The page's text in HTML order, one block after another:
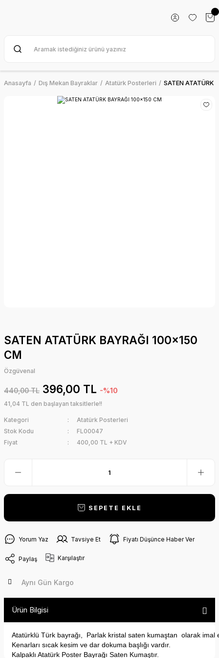
Anasayfa Dış Mekan Bayraklar Atatürk Posterleri SATEN ATATÜRK
SATEN ATATÜRK BAYRAĞI 100x150
CM
Özgüvenal
440,00 TL 396,00 TL -%10
41,04 TL den başlayan taksitlerle!!
Kategori
Atatürk Posterleri
Stok Kodu
FL00047
Fiyat
400,00 TL + KDV
SEPETE EKLE
Yorum Yaz Tavsiye Et Fiyatı Düşünce Haber Ver
Paylaş Karşılaştır
Aynı Gün Kargo
Ürün Bilgisi
Atatürklü Türk bayrağı, Parlak kristal saten kumaştan olarak imal
Kenarları sıcak kesim ve dar dokuma başlığı vardır.
Kalpaklı Atatürk Poster Bayrağı Saten Kumaştır.